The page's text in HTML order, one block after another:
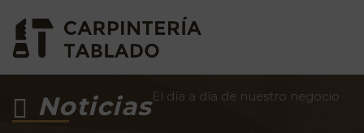
NoticiasEl día a día de nuestro negocio